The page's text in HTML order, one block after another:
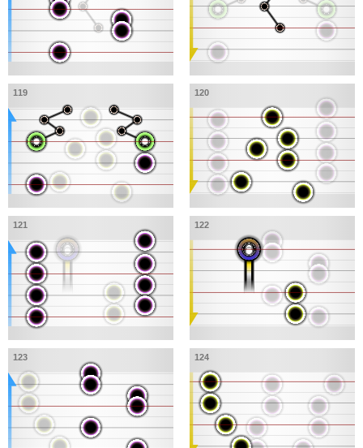
119 120
121 122
123 124